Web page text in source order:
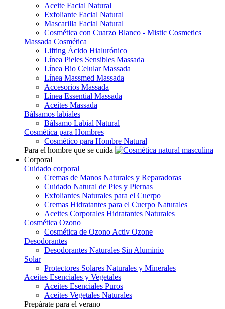
Aceite Facial Natural
Exfoliante Facial Natural
Mascarilla Facial Natural
Cosmética con Cuarzo Blanco - Mistic Cosmetics
Massada Cosmética
Lifting Ácido Hialurónico
Línea Pieles Sensibles Massada
Línea Bio Celular Massada
Línea Massmed Massada
Accesorios Massada
Línea Essential Massada
Aceites Massada
Bálsamos labiales
Bálsamo Labial Natural
Cosmética para Hombres
Cosmético para Hombre Natural
Para el hombre que se cuida
Corporal
Cuidado corporal
Cremas de Manos Naturales y Reparadoras
Cuidado Natural de Pies y Piernas
Exfoliantes Naturales para el Cuerpo
Cremas Hidratantes para el Cuerpo Naturales
Aceites Corporales Hidratantes Naturales
Cosmética Ozono
Cosmética de Ozono Activ Ozone
Desodorantes
Desodorantes Naturales Sin Aluminio
Solar
Protectores Solares Naturales y Minerales
Aceites Esenciales y Vegetales
Aceites Esenciales Puros
Aceites Vegetales Naturales
Prepárate para el verano